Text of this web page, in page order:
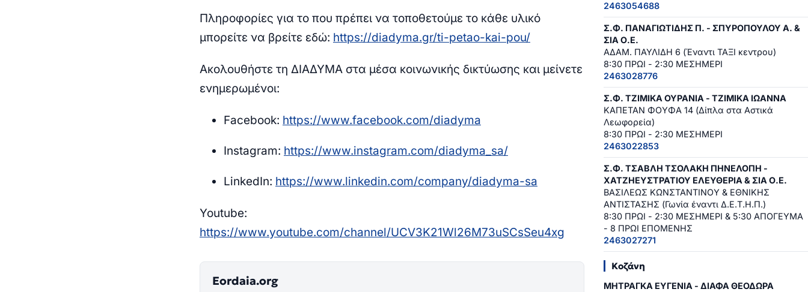
Πληροφορίες για το που πρέπει να τοποθετούμε το κάθε υλικό
μπορείτε να βρείτε εδώ: https://diadyma.gr/ti-petao-kai-pou/
Ακολουθήστε τη ΔΙΑΔΥΜΑ στα μέσα κοινωνικής δικτύωσης και μείνετε
ενημερωμένοι:
Facebook: https://www.facebook.com/diadyma
Instagram: https://www.instagram.com/diadyma_sa/
LinkedIn: https://www.linkedin.com/company/diadyma-sa
Youtube:
https://www.youtube.com/channel/UCV3K21Wl26M73uSCsSeu4xg
Eordaia.org
2463054688
Σ.Φ. ΠΑΝΑΓΙΩΤΙΔΗΣ Π. - ΣΠΥΡΟΠΟΥΛΟΥ Α. &
ΣΙΑ Ο.Ε.
ΑΔΑΜ. ΠΑΥΛΙΔΗ 6 (Έναντι ΤΑΞΙ κεντρου)
8:30 ΠΡΩΙ - 2:30 ΜΕΣΗΜΕΡΙ
2463028776
Σ.Φ. ΤΖΙΜΙΚΑ ΟΥΡΑΝΙΑ - ΤΖΙΜΙΚΑ ΙΩΑΝΝΑ
ΚΑΠΕΤΑΝ ΦΟΥΦΑ 14 (Δίπλα στα Αστικά
Λεωφορεία)
8:30 ΠΡΩΙ - 2:30 ΜΕΣΗΜΕΡΙ
2463022853
Σ.Φ. ΤΣΑΒΛΗ ΤΣΟΛΑΚΗ ΠΗΝΕΛΟΠΗ -
ΧΑΤΖΗΕΥΣΤΡΑΤΙΟΥ ΕΛΕΥΘΕΡΙΑ & ΣΙΑ Ο.Ε.
ΒΑΣΙΛΕΩΣ ΚΩΝΣΤΑΝΤΙΝΟΥ & ΕΘΝΙΚΗΣ
ΑΝΤΙΣΤΑΣΗΣ (Γωνία έναντι Δ.Ε.Τ.Η.Π.)
8:30 ΠΡΩΙ - 2:30 ΜΕΣΗΜΕΡΙ & 5:30 ΑΠΟΓΕΥΜΑ
- 8 ΠΡΩΙ ΕΠΟΜΕΝΗΣ
2463027271
Κοζάνη
ΜΗΤΡΑΓΚΑ ΕΥΓΕΝΙΑ - ΔΙΑΦΑ ΘΕΟΔΩΡΑ